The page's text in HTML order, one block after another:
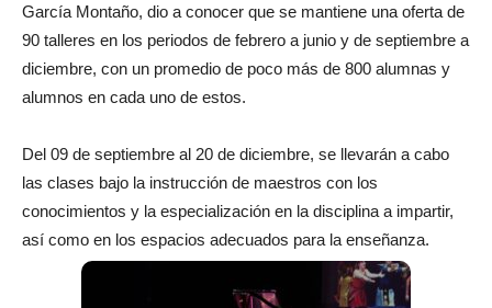
García Montaño, dio a conocer que se mantiene una oferta de
90 talleres en los periodos de febrero a junio y de septiembre a
diciembre, con un promedio de poco más de 800 alumnas y
alumnos en cada uno de estos.
Del 09 de septiembre al 20 de diciembre, se llevarán a cabo
las clases bajo la instrucción de maestros con los
conocimientos y la especialización en la disciplina a impartir,
así como en los espacios adecuados para la enseñanza.